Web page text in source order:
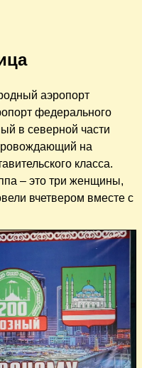
аэропорт
федерального
в северной части
на
класса.
– это три женщины,
вчетвером вместе с